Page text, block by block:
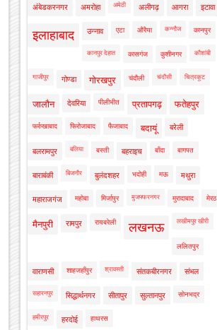
अंबेडकरनगर अमरोहा अमेठी अलीगढ़ आगरा इटावा
इलाहाबाद उन्नाव एटा औरैया कन्नौज कानपुर
कानपुर देहात कासगंज कुशीनगर कौशांबी
गाजीपुर गोण्डा गोरखपुर चंदौली चंदौसी चित्रकूट
जालौन देवरिया पीलीभीत प्रतापगढ़ फतेहपुर
फर्रुखाबाद फिरोजाबाद फैजाबाद बदायूं बरेली
बलरामपुर बलिया बस्ती बहराइच बाँदा बागपत
बाराबंकी बिजनौर बुलंदशहर भदोही मऊ मथुरा
महाराजगंज महोबा मिर्जापुर मुजफ्फरनगर मुरादाबाद मेरठ
मैनपुरी रामपुर रायबरेली लखनऊ लखीमपुर खीरी
ललितपुर
वाराणसी शाहजहाँपुर श्रावस्ती संतकबीरनगर संभल
सहारनपुर सिद्धार्थनगर सीतापुर सुल्तानपुर सोनभद्र
हमीरपुर हरदोई हाथरस